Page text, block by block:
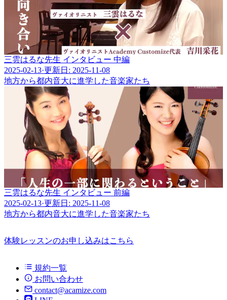
三雲はるな先生 インタビュー 中編
2025-02-13·更新日: 2025-11-08
地方から都内音大に進学した音楽家たち
三雲はるな先生 インタビュー 前編
2025-02-13·更新日: 2025-11-08
地方から都内音大に進学した音楽家たち
体験レッスンのお申し込みはこちら
規約一覧
お問い合わせ
contact@acamize.com